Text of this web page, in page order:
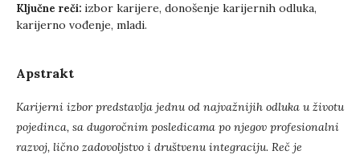
Ključne reči: izbor karijere, donošenje karijernih odluka,
karijerno vođenje, mladi.
Apstrakt
Karijerni izbor predstavlja jednu od najvažnijih odluka u životu
pojedinca, sa dugoročnim posledicama po njegov profesionalni
razvoj, lično zadovoljstvo i društvenu integraciju. Reč je